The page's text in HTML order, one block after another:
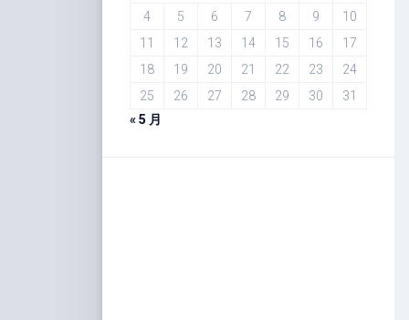
4
5 6 7 8 9
10
11
12 13 14 15 16
17
18
19 20 21 22 23
24
25
26 27 28 29 30
31
« 5 月